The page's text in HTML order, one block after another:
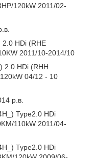
120kW 2011/02-
HDi (RHE
2011/10-2014/10
2.0 HDi (RHH
04/12 - 10
р.в.
Type2.0 HDi
110kW 2011/04-
Type2.0 HDi